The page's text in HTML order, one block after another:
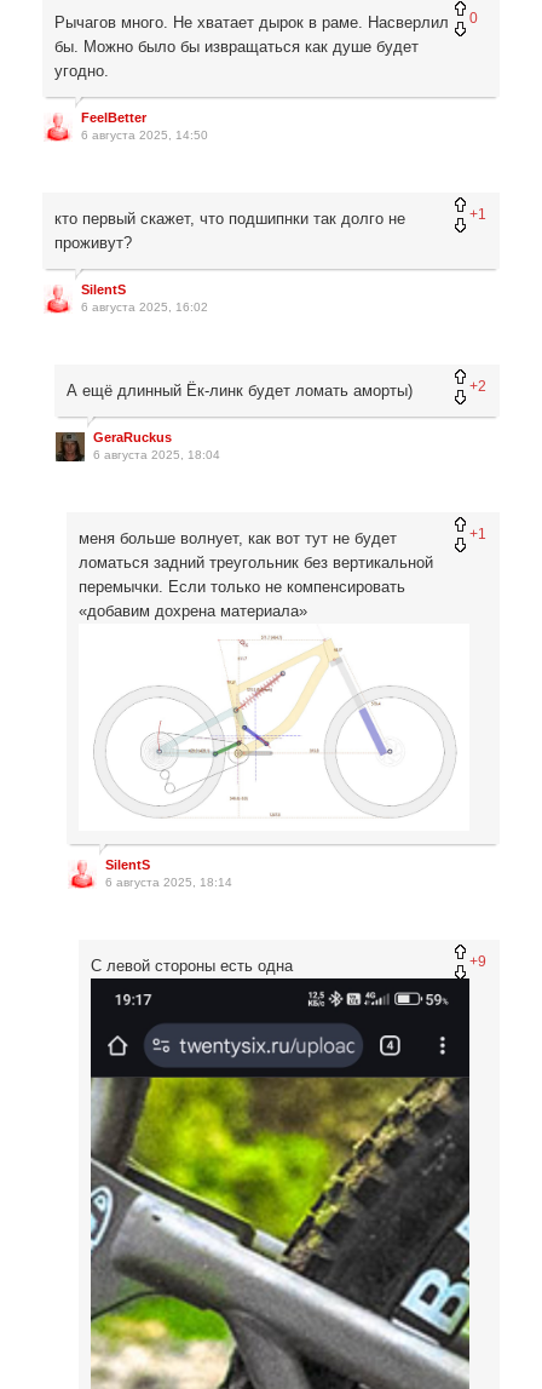
0
Рычагов много. Не хватает дырок в раме. Насверлил
бы. Можно было бы извращаться как душе будет
угодно.
FeelBetter
6 августа 2025, 14:50
+1
кто первый скажет, что подшипнки так долго не
проживут?
SilentS
6 августа 2025, 16:02
+2
А ещё длинный Ёк-линк будет ломать аморты)
GeraRuckus
6 августа 2025, 18:04
+1
меня больше волнует, как вот тут не будет
ломаться задний треугольник без вертикальной
перемычки. Если только не компенсировать
«добавим дохрена материала»
SilentS
6 августа 2025, 18:14
+9
С левой стороны есть одна